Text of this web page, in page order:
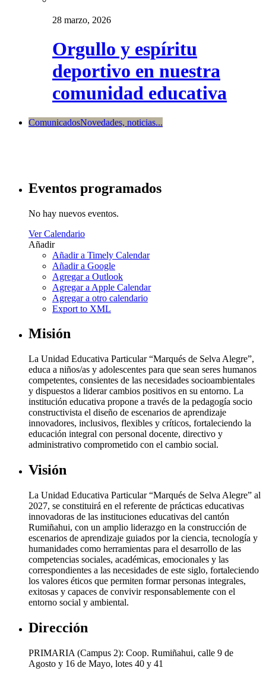
28 marzo, 2026
Orgullo y espíritu
deportivo en nuestra
comunidad educativa
ComunicadosNovedades, noticias...
Eventos programados
No hay nuevos eventos.
Ver Calendario
Añadir
Añadir a Timely Calendar
Añadir a Google
Agregar a Outlook
Agregar a Apple Calendar
Agregar a otro calendario
Export to XML
Misión
La Unidad Educativa Particular “Marqués de Selva Alegre”,
educa a niños/as y adolescentes para que sean seres humanos
competentes, consientes de las necesidades socioambientales
y dispuestos a liderar cambios positivos en su entorno. La
institución educativa propone a través de la pedagogía socio
constructivista el diseño de escenarios de aprendizaje
innovadores, inclusivos, flexibles y críticos, fortaleciendo la
educación integral con personal docente, directivo y
administrativo comprometido con el cambio social.
Visión
La Unidad Educativa Particular “Marqués de Selva Alegre” al
2027, se constituirá en el referente de prácticas educativas
innovadoras de las instituciones educativas del cantón
Rumiñahui, con un amplio liderazgo en la construcción de
escenarios de aprendizaje guiados por la ciencia, tecnología y
humanidades como herramientas para el desarrollo de las
competencias sociales, académicas, emocionales y las
correspondientes a las necesidades de este siglo, fortaleciendo
los valores éticos que permiten formar personas integrales,
exitosas y capaces de convivir responsablemente con el
entorno social y ambiental.
Dirección
PRIMARIA (Campus 2): Coop. Rumiñahui, calle 9 de
Agosto y 16 de Mayo, lotes 40 y 41